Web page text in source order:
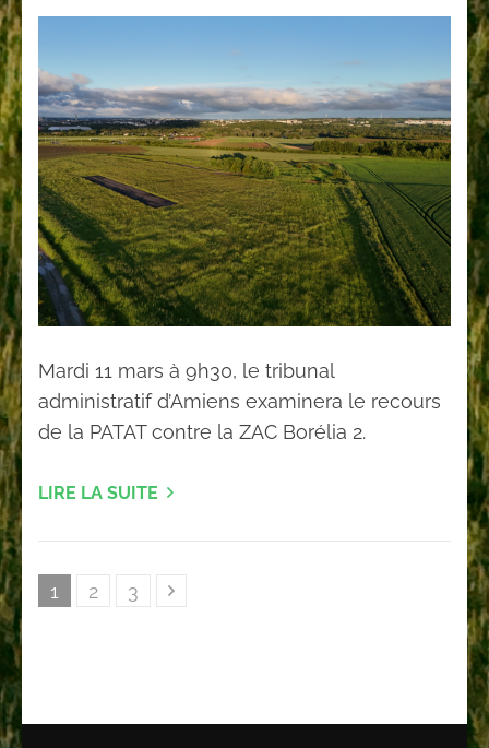
Mardi 11 mars à 9h30, le tribunal
administratif d’Amiens examinera le recours
de la PATAT contre la ZAC Borélia 2.
LIRE LA SUITE
Pagination
Page
1 Page
2 Page
3